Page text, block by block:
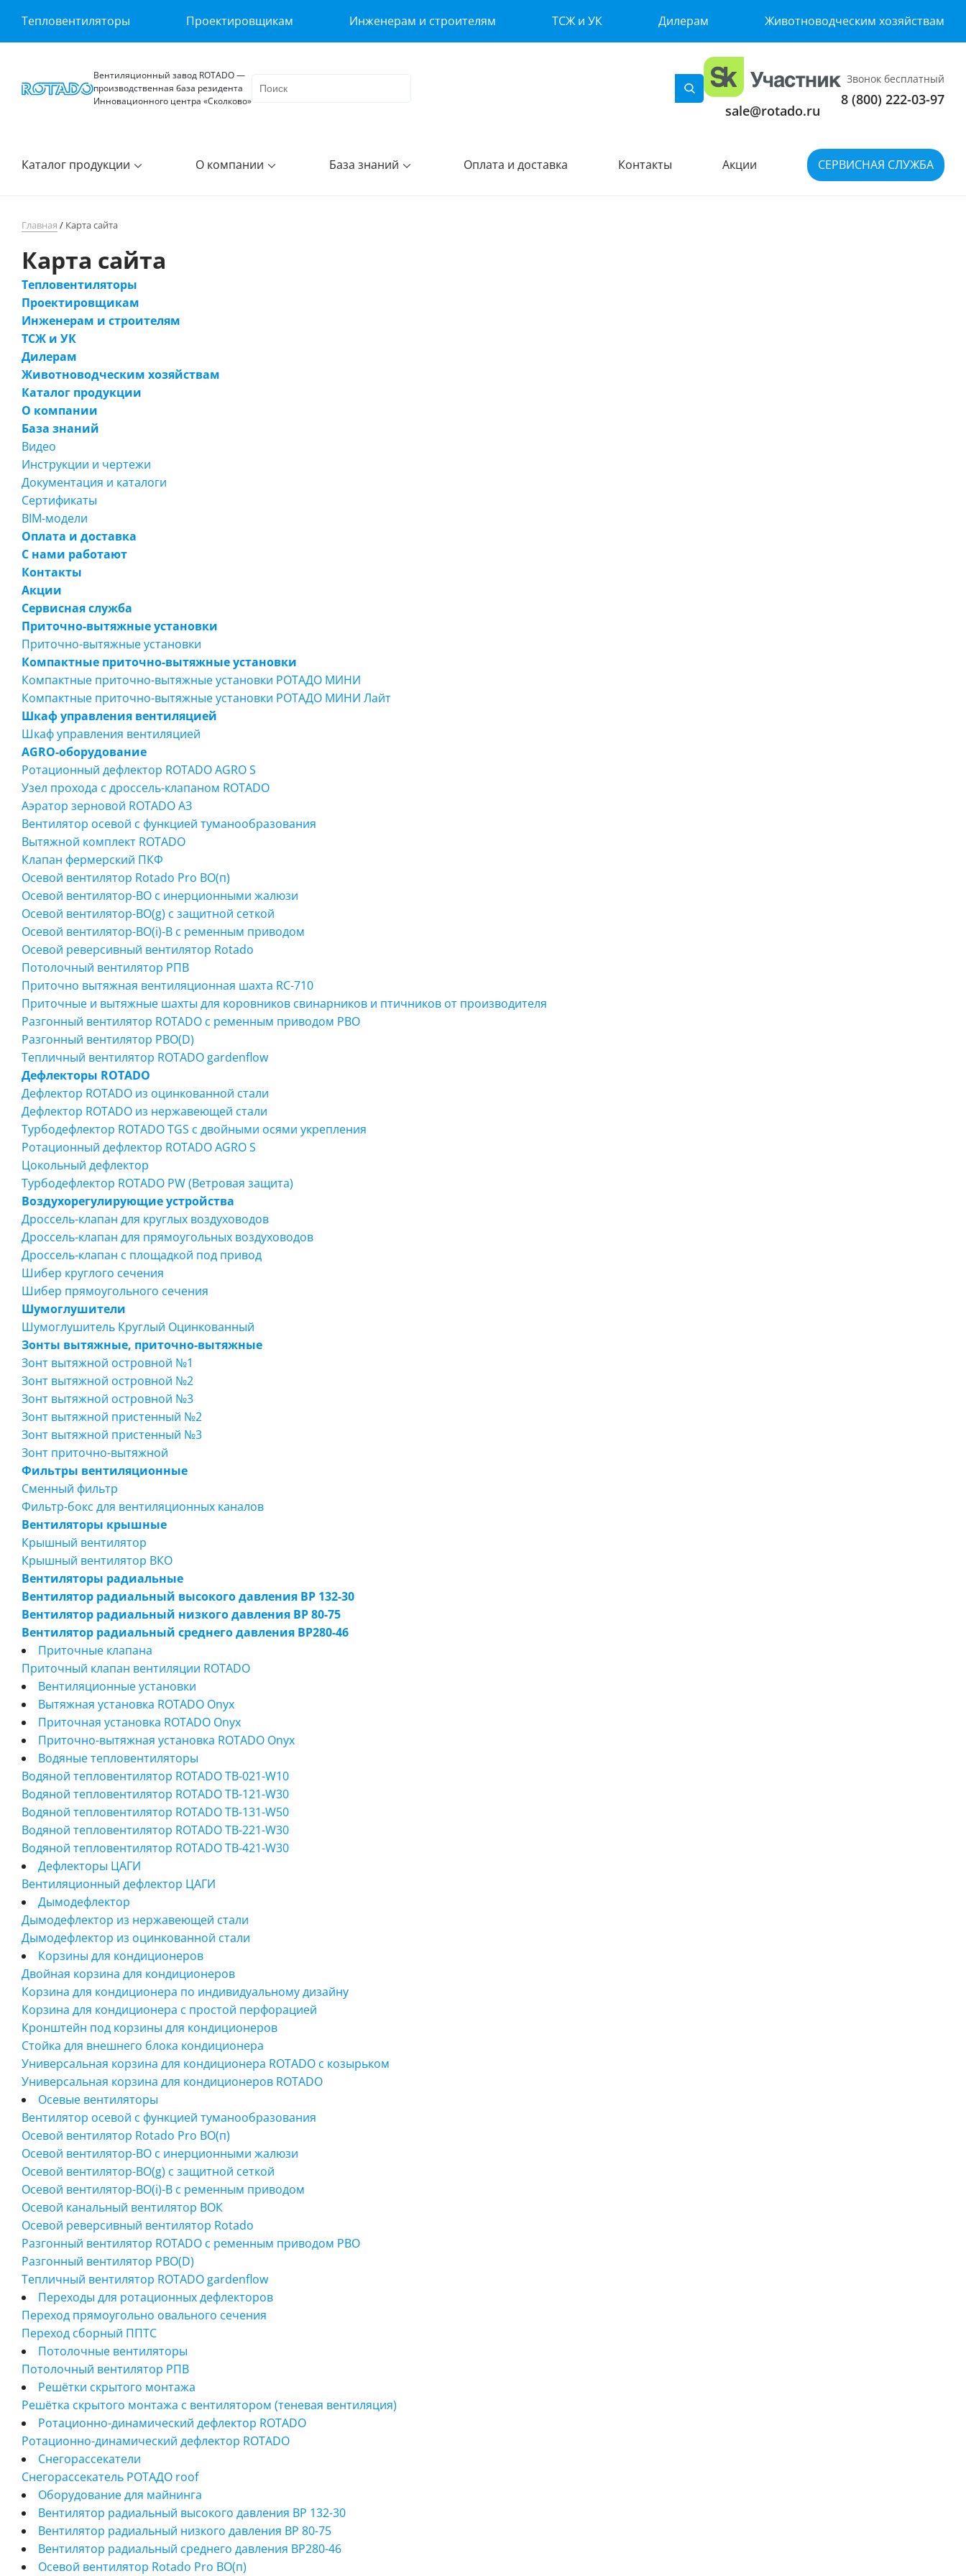
Тепловентиляторы Проектировщикам Инженерам и строителям ТСЖ и УК Дилерам Животноводческим хозяйствам
Вентиляционный завод ROTADO —
производственная база резидента
Инновационного центра «Сколково»
sale@rotado.ru
Звонок бесплатный
8 (800) 222-03-97
Каталог продукции О компании База знаний Оплата и доставка Контакты Акции СЕРВИСНАЯ СЛУЖБА
Главная / Карта сайта
Карта сайта
Тепловентиляторы
Проектировщикам
Инженерам и строителям
ТСЖ и УК
Дилерам
Животноводческим хозяйствам
Каталог продукции
О компании
База знаний
Видео
Инструкции и чертежи
Документация и каталоги
Сертификаты
BIM-модели
Оплата и доставка
С нами работают
Контакты
Акции
Сервисная служба
Приточно-вытяжные установки
Приточно-вытяжные установки
Компактные приточно-вытяжные установки
Компактные приточно-вытяжные установки РОТАДО МИНИ
Компактные приточно-вытяжные установки РОТАДО МИНИ Лайт
Шкаф управления вентиляцией
Шкаф управления вентиляцией
AGRO-оборудование
Ротационный дефлектор ROTADO AGRO S
Узел прохода с дроссель-клапаном ROTADO
Аэратор зерновой ROTADO АЗ
Вентилятор осевой с функцией туманообразования
Вытяжной комплект ROTADO
Клапан фермерский ПКФ
Осевой вентилятор Rotado Pro ВО(п)
Осевой вентилятор-ВО с инерционными жалюзи
Осевой вентилятор-ВО(g) с защитной сеткой
Осевой вентилятор-ВО(i)-B c ременным приводом
Осевой реверсивный вентилятор Rotado
Потолочный вентилятор РПВ
Приточно вытяжная вентиляционная шахта RC-710
Приточные и вытяжные шахты для коровников свинарников и птичников от производителя
Разгонный вентилятор ROTADO с ременным приводом РВО
Разгонный вентилятор РВО(D)
Тепличный вентилятор ROTADO gardenflow
Дефлекторы ROTADO
Дефлектор ROTADO из оцинкованной стали
Дефлектор ROTADO из нержавеющей стали
Турбодефлектор ROTADO TGS с двойными осями укрепления
Ротационный дефлектор ROTADO AGRO S
Цокольный дефлектор
Турбодефлектор ROTADO PW (Ветровая защита)
Воздухорегулирующие устройства
Дроссель-клапан для круглых воздуховодов
Дроссель-клапан для прямоугольных воздуховодов
Дроссель-клапан с площадкой под привод
Шибер круглого сечения
Шибер прямоугольного сечения
Шумоглушители
Шумоглушитель Круглый Оцинкованный
Зонты вытяжные, приточно-вытяжные
Зонт вытяжной островной №1
Зонт вытяжной островной №2
Зонт вытяжной островной №3
Зонт вытяжной пристенный №2
Зонт вытяжной пристенный №3
Зонт приточно-вытяжной
Фильтры вентиляционные
Сменный фильтр
Фильтр-бокс для вентиляционных каналов
Вентиляторы крышные
Крышный вентилятор
Крышный вентилятор ВКО
Вентиляторы радиальные
Вентилятор радиальный высокого давления ВР 132-30
Вентилятор радиальный низкого давления ВР 80-75
Вентилятор радиальный среднего давления ВР280-46
Приточные клапана
Приточный клапан вентиляции ROTADO
Вентиляционные установки
Вытяжная установка ROTADO Onyx
Приточная установка ROTADO Onyx
Приточно-вытяжная установка ROTADO Onyx
Водяные тепловентиляторы
Водяной тепловентилятор ROTADO ТВ-021-W10
Водяной тепловентилятор ROTADO ТВ-121-W30
Водяной тепловентилятор ROTADO ТВ-131-W50
Водяной тепловентилятор ROTADO ТВ-221-W30
Водяной тепловентилятор ROTADO ТВ-421-W30
Дефлекторы ЦАГИ
Вентиляционный дефлектор ЦАГИ
Дымодефлектор
Дымодефлектор из нержавеющей стали
Дымодефлектор из оцинкованной стали
Корзины для кондиционеров
Двойная корзина для кондиционеров
Корзина для кондиционера по индивидуальному дизайну
Корзина для кондиционера с простой перфорацией
Кронштейн под корзины для кондиционеров
Стойка для внешнего блока кондиционера
Универсальная корзина для кондиционера ROTADO с козырьком
Универсальная корзина для кондиционеров ROTADO
Осевые вентиляторы
Вентилятор осевой с функцией туманообразования
Осевой вентилятор Rotado Pro ВО(п)
Осевой вентилятор-ВО с инерционными жалюзи
Осевой вентилятор-ВО(g) с защитной сеткой
Осевой вентилятор-ВО(i)-B c ременным приводом
Осевой канальный вентилятор ВОК
Осевой реверсивный вентилятор Rotado
Разгонный вентилятор ROTADO с ременным приводом РВО
Разгонный вентилятор РВО(D)
Тепличный вентилятор ROTADO gardenflow
Переходы для ротационных дефлекторов
Переход прямоугольно овального сечения
Переход сборный ППТС
Потолочные вентиляторы
Потолочный вентилятор РПВ
Решётки скрытого монтажа
Решётка скрытого монтажа c вентилятором (теневая вентиляция)
Ротационно-динамический дефлектор ROTADO
Ротационно-динамический дефлектор ROTADO
Снегорассекатели
Снегорассекатель РОТАДО roof
Оборудование для майнинга
Вентилятор радиальный высокого давления ВР 132-30
Вентилятор радиальный низкого давления ВР 80-75
Вентилятор радиальный среднего давления ВР280-46
Осевой вентилятор Rotado Pro ВО(п)